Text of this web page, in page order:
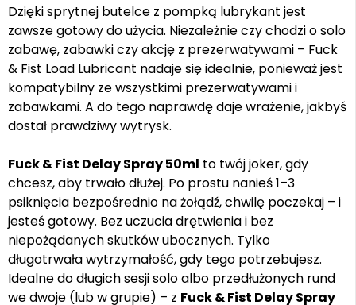
Dzięki sprytnej butelce z pompką lubrykant jest
zawsze gotowy do użycia. Niezależnie czy chodzi o solo
zabawę, zabawki czy akcję z prezerwatywami – Fuck
& Fist Load Lubricant nadaje się idealnie, ponieważ jest
kompatybilny ze wszystkimi prezerwatywami i
zabawkami. A do tego naprawdę daje wrażenie, jakbyś
dostał prawdziwy wytrysk.
Fuck & Fist Delay Spray 50ml to twój joker, gdy
chcesz, aby trwało dłużej. Po prostu nanieś 1–3
psiknięcia bezpośrednio na żołądź, chwilę poczekaj – i
jesteś gotowy. Bez uczucia drętwienia i bez
niepożądanych skutków ubocznych. Tylko
długotrwała wytrzymałość, gdy tego potrzebujesz.
Idealne do długich sesji solo albo przedłużonych rund
we dwoje (lub w grupie) – z Fuck & Fist Delay Spray